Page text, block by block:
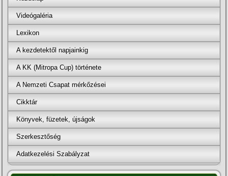
Videógaléria
Lexikon
A kezdetektől napjainkig
A KK (Mitropa Cup) története
A Nemzeti Csapat mérkőzései
Cikktár
Könyvek, füzetek, újságok
Szerkesztőség
Adatkezelési Szabályzat